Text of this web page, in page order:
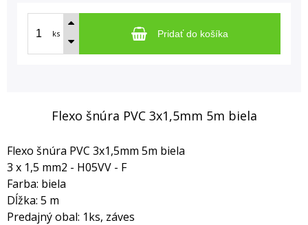
ks Pridať do košíka
Flexo šnúra PVC 3x1,5mm 5m biela
Flexo šnúra PVC 3x1,5mm 5m biela
3 x 1,5 mm2 - H05VV - F
Farba: biela
Dĺžka: 5 m
Predajný obal: 1ks, záves